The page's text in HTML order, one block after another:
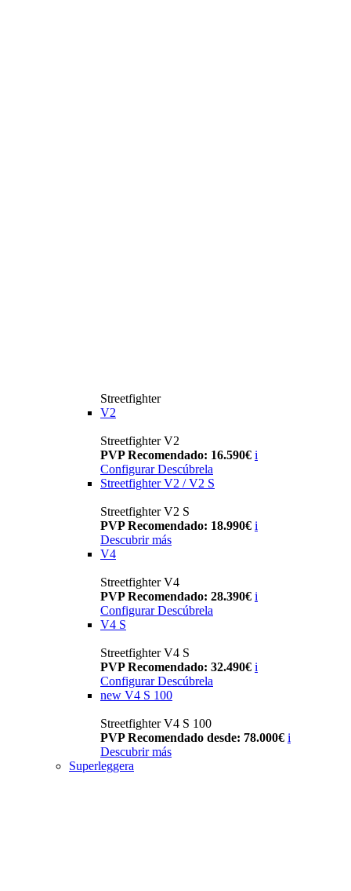
Streetfighter
V2
Streetfighter V2
PVP Recomendado: 16.590€ i
Configurar Descúbrela
Streetfighter V2 / V2 S
Streetfighter V2 S
PVP Recomendado: 18.990€ i
Descubrir más
V4
Streetfighter V4
PVP Recomendado: 28.390€ i
Configurar Descúbrela
V4 S
Streetfighter V4 S
PVP Recomendado: 32.490€ i
Configurar Descúbrela
new V4 S 100
Streetfighter V4 S 100
PVP Recomendado desde: 78.000€ i
Descubrir más
Superleggera